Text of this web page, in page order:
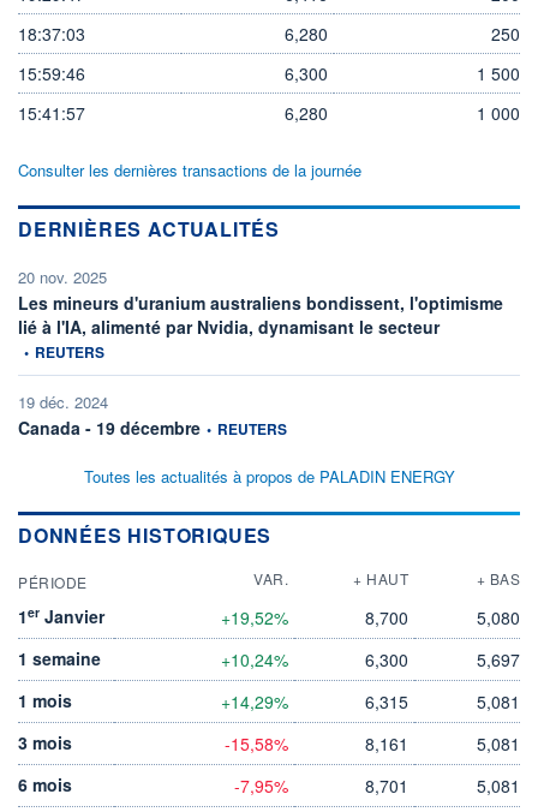
18:37:03
6,280
250
15:59:46
6,300
1 500
15:41:57
6,280 1 000
Consulter les dernières transactions de la journée
DERNIÈRES ACTUALITÉS
20 nov. 2025
Les mineurs d'uranium australiens bondissent, l'optimisme
lié à l'IA, alimenté par Nvidia, dynamisant le secteurinformation
• REUTERS
19 déc. 2024
Canada - 19 décembre information fournie par
• REUTERS
Toutes les actualités à propos de PALADIN ENERGY
DONNÉES HISTORIQUES
PÉRIODE VAR. + HAUT + BAS
1er Janvier +19,52% 8,700
5,080
1 semaine
+10,24% 6,300
5,697
1 mois
+14,29% 6,315
5,081
3 mois
-15,58% 8,161
5,081
6 mois
-7,95% 8,701
5,081